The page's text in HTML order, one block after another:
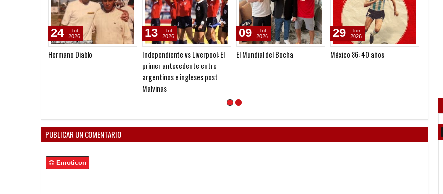
Hermano Diablo
24
Jul
2026
Independiente vs Liverpool: El
primer antecedente entre
argentinos e ingleses post
Malvinas
13
Jul
2026
El Mundial del Bocha
09
Jul
2026
México 86: 40 años
29
Jun
2026
PUBLICAR UN COMENTARIO
Emoticon